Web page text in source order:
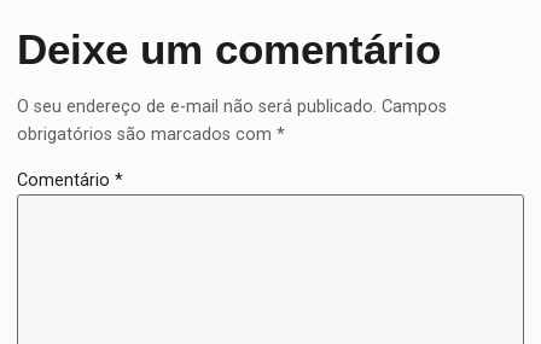
Deixe um comentário
O seu endereço de e-mail não será publicado. Campos
obrigatórios são marcados com*
Comentário*